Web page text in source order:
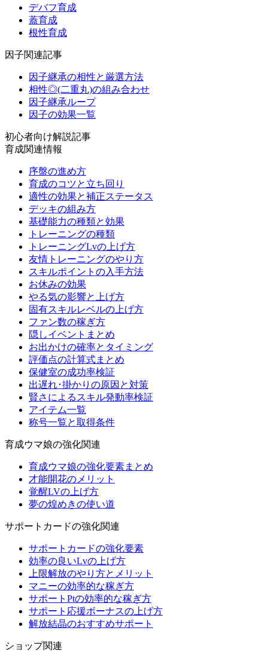
デバフ育成
蓋育成
根性育成
因子関連記事
因子継承の相性と厳選方法
相性◎(二重丸)の組み合わせ
因子継承ループ
因子の効果一覧
初心者向け解説記事
育成関連情報
序盤の進め方
育成のコツと立ち回り
適性の効果と補正ステータス
デッキの組み方
基礎能力の種類と効果
トレーニングの種類
トレーニングLvの上げ方
友情トレーニングのやり方
スキルポイントの入手方法
お休みの効果
やる気の影響と上げ方
固有スキルレベルの上げ方
ファン数の稼ぎ方
隠しイベントまとめ
お出かけの確率とタイミング
評価点の計算式まとめ
保健室の成功率検証
出遅れ･掛かりの原因と対策
賢さによるスキル発動率検証
アイテム一覧
称号一覧と取得条件
育成ウマ娘の強化関連
育成ウマ娘の強化要素まとめ
才能開花のメリット
覚醒LVの上げ方
夢の煌めきの使い道
サポートカードの強化関連
サポートカードの強化要素
効率の良いLvの上げ方
上限解放のやり方とメリット
マニーの効率的な稼ぎ方
サポートPtの効率的な稼ぎ方
サポート応援ボーナスの上げ方
解放結晶のおすすめサポート
ショップ関連